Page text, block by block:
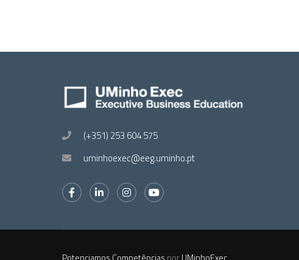
(+351) 253 604 575
uminhoexec@eeg.uminho.pt